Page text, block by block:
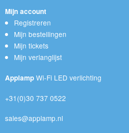
Mijn account
Registreren
Mijn bestellingen
Mijn tickets
Mijn verlanglijst
Applamp Wi-Fi LED verlichting
+31(0)30 737 0522
sales@applamp.nl